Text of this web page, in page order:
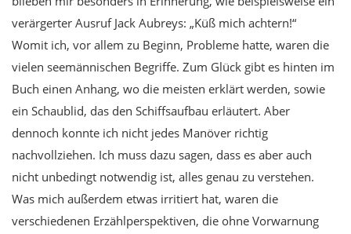
verärgerter Ausruf Jack Aubreys: „Küß mich achtern!“
Womit ich, vor allem zu Beginn, Probleme hatte, waren die
vielen seemännischen Begriffe. Zum Glück gibt es hinten im
Buch einen Anhang, wo die meisten erklärt werden, sowie
ein Schaublid, das den Schiffsaufbau erläutert. Aber
dennoch konnte ich nicht jedes Manöver richtig
nachvollziehen. Ich muss dazu sagen, dass es aber auch
nicht unbedingt notwendig ist, alles genau zu verstehen.
Was mich außerdem etwas irritiert hat, waren die
verschiedenen Erzählperspektiven, die ohne Vorwarnung